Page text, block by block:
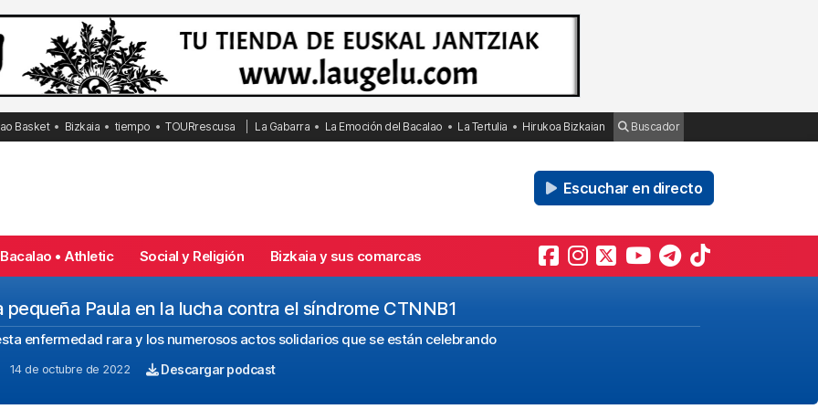
Basket Bizkaia tiempo TOURrescusa La Gabarra La Emoción del Bacalao La Tertulia Hirukoa Bizkaian Buscador
Escuchar en directo
Bacalao • Athletic Social y Religión Bizkaia y sus comarcas
pequeña Paula en la lucha contra el síndrome CTNNB1
enfermedad rara y los numerosos actos solidarios que se están celebrando
14 de octubre de 2022 Descargar podcast